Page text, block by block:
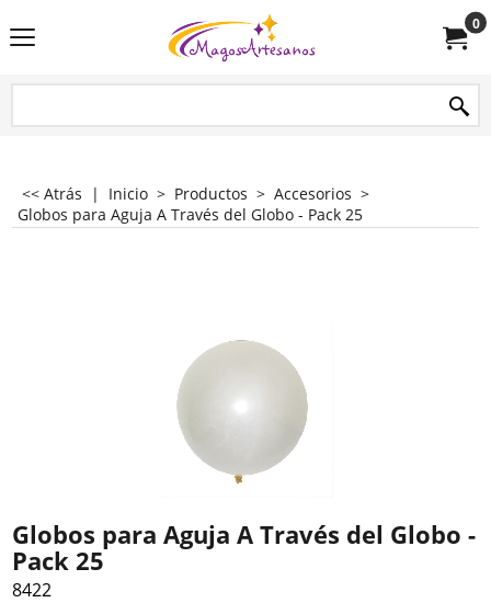
0
<< Atrás | Inicio > Productos > Accesorios >
Globos para Aguja A Través del Globo - Pack 25
Globos para Aguja A Través del Globo -
Pack 25
8422